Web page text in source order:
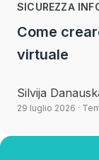
SICUREZZA
Come
virtuale
Silvija
29 luglio 2026 ·